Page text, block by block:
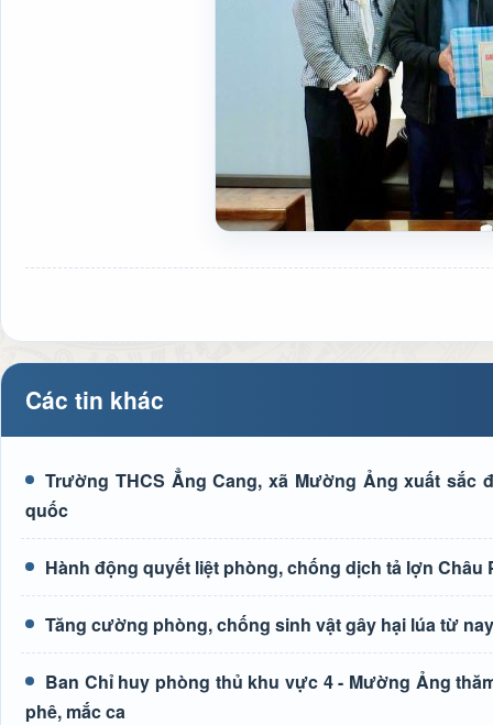
Các tin khác
Trường THCS Ẳng Cang, xã Mường Ảng xuất
quốc
Hành động quyết liệt phòng, chống dịch tả lợn Châu
Tăng cường phòng, chống sinh vật gây hại lúa từ
Ban Chỉ huy phòng thủ khu vực 4 - Mường Ảng
phê, mắc ca